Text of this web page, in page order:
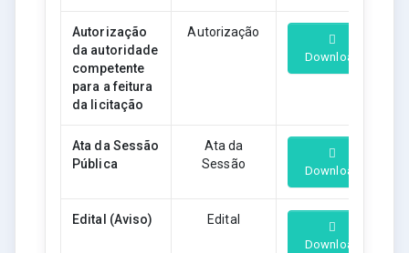
Autorização
da autoridade
competente
para a feitura
da licitação
Autorização
Download
Ata da Sessão
Pública
Ata da
Sessão
Download
Edital (Aviso) Edital
Download